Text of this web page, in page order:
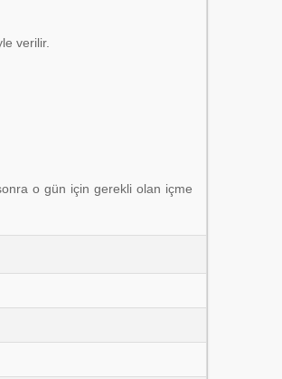
verilir.
o gün için gerekli olan içme